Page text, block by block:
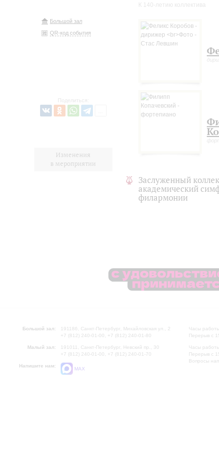
Большой зал
QR-код события
Поделиться:
Изменения
в мероприятии
К 140-летию коллектива
Заслуженный
академический
филармонии
Большой зал:
191186, Санкт-Петербург, Михайловская ул., 2
+7 (812) 240-01-00, +7 (812) 240-01-80
Малый зал:
191011, Санкт-Петербург, Невский пр., 30
+7 (812) 240-01-00, +7 (812) 240-01-70
Напишите нам:
MAX
Часы
Перерыв с
Часы
Перерыв с
Вопросы